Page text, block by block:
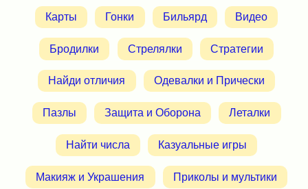
Карты Гонки Бильярд Видео
Бродилки Стрелялки Стратегии
Найди отличия Одевалки и Прически
Пазлы Защита и Оборона Леталки
Найти числа Казуальные игры
Макияж и Украшения Приколы и мультики